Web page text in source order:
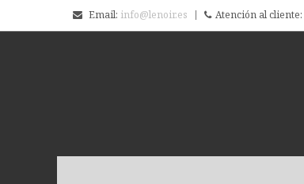
Email: info@lenoir.es Atención al cliente: